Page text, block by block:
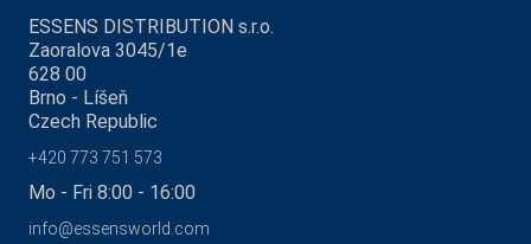
ESSENS DISTRIBUTION s.r.o.
Zaoralova 3045/1e
628 00
Brno - Líšeň
Czech Republic
+420 773 751 573
Mo - Fri 8:00 - 16:00
info@essensworld.com